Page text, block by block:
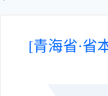
[青海省·省